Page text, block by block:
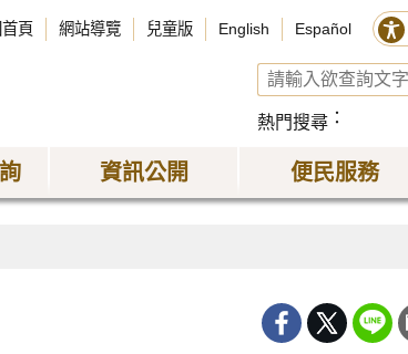
首頁 網站導覽 兒童版 English Español
熱門搜尋
資訊公開 便民服務